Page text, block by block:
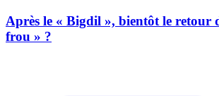
Après le « Bigdil », bientôt le retour
frou » ?